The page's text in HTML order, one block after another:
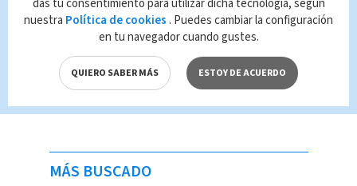
MÁS BUSCADO
nuestra Política de cookies . Puedes cambiar la configuración
en tu navegador cuando gustes.
QUIERO SABER MÁS ESTOY DE ACUERDO